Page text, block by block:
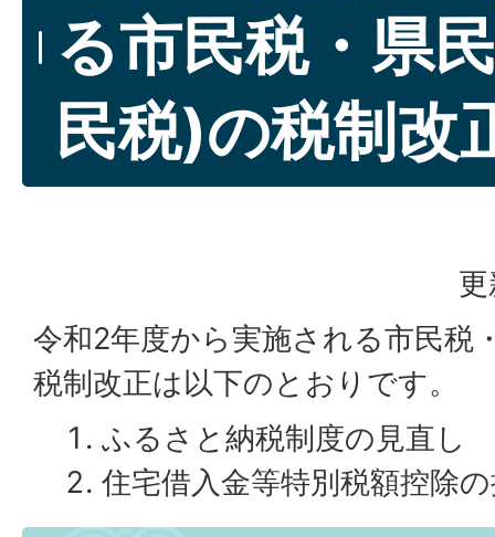
る市民税・県
民税)の税制改
令和2年度から実施される市民税
税制改正は以下のとおりです。
ふるさと納税制度の見直し
住宅借入金等特別税額控除